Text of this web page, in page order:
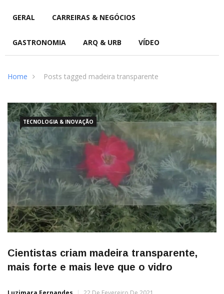
GERAL CARREIRAS & NEGÓCIOS
GASTRONOMIA ARQ & URB VÍDEO
Home Posts tagged madeira transparente
TECNOLOGIA & INOVAÇÃO
Cientistas criam madeira transparente,
mais forte e mais leve que o vidro